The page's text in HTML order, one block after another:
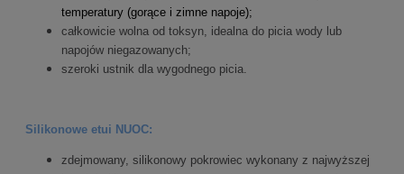
temperatury (gorące i zimne napoje);
całkowicie wolna od toksyn, idealna do picia wody lub
napojów niegazowanych;
szeroki ustnik dla wygodnego picia.
Silikonowe etui NUOC:
zdejmowany, silikonowy pokrowiec wykonany z najwyższej